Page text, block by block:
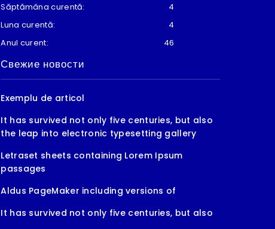
Săptămâna curentă:
4
Luna curentă:
4
Anul curent:
46
Свежие новости
Exemplu de articol
It has survived not only five centuries, but also
the leap into electronic typesetting gallery
Letraset sheets containing Lorem Ipsum
passages
Aldus PageMaker including versions of
It has survived not only five centuries, but also